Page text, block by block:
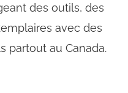
des outils, des
avec des
partout au Canada.